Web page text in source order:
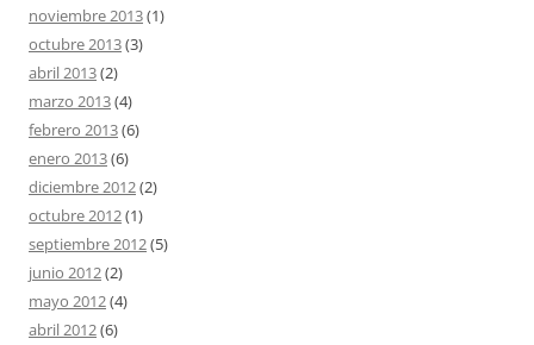
noviembre 2013(1)
octubre 2013(3)
abril 2013(2)
marzo 2013(4)
febrero 2013(6)
enero 2013(6)
diciembre 2012(2)
octubre 2012(1)
septiembre 2012(5)
junio 2012(2)
mayo 2012(4)
abril 2012(6)